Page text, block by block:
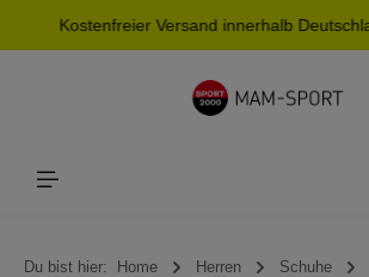
springen
Kostenfreier Versand innerhalb
Du bist hier: Home Herren Schuhe